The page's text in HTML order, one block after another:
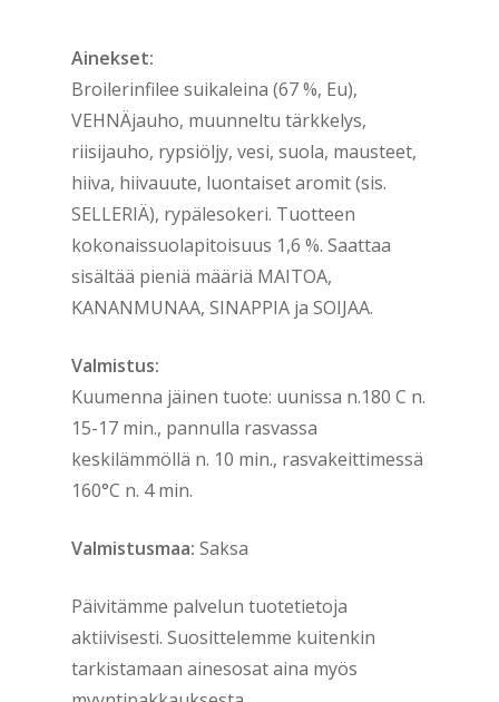
Ainekset:
Broilerinfilee suikaleina (67 %, Eu),
VEHNÄjauho, muunneltu tärkkelys,
riisijauho, rypsiöljy, vesi, suola, mausteet,
hiiva, hiivauute, luontaiset aromit (sis.
SELLERIÄ), rypälesokeri. Tuotteen
kokonaissuolapitoisuus 1,6 %. Saattaa
sisältää pieniä määriä MAITOA,
KANANMUNAA, SINAPPIA ja SOIJAA.
Valmistus:
Kuumenna jäinen tuote: uunissa n.180 C n.
15-17 min., pannulla rasvassa
keskilämmöllä n. 10 min., rasvakeittimessä
160°C n. 4 min.
Valmistusmaa: Saksa
Päivitämme palvelun tuotetietoja
aktiivisesti. Suosittelemme kuitenkin
tarkistamaan ainesosat aina myös